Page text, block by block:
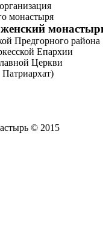
монастыря
женский
Предгорного района
Епархии
Церкви
© 2015